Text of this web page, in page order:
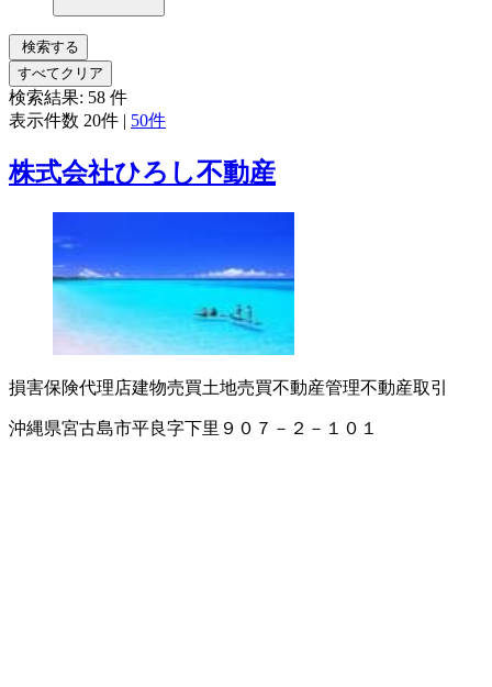
検索する
すべてクリア
検索結果: 58 件
表示件数 20件 | 50件
株式会社ひろし不動産
損害保険代理店建物売買土地売買不動産管理不動産取引
沖縄県宮古島市平良字下里９０７－２－１０１